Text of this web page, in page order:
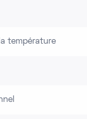
température